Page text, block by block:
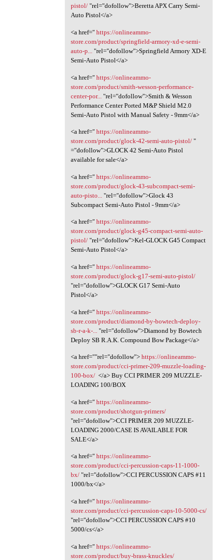
pistol/"rel="dofollow">Beretta APX Carry Semi-
Auto Pistol</a>
<a href=" https://onlineammo-
store.com/product/springfield-armory-xd-e-semi-
auto-p..."rel="dofollow">Springfield Armory XD-E
Semi-Auto Pistol</a>
<a href=" https://onlineammo-
store.com/product/smith-wesson-performance-
center-por...
"rel="dofollow">Smith & Wesson
Performance Center Ported M&P Shield M2.0
Semi-Auto Pistol with Manual Safety - 9mm</a>
<a href=" https://onlineammo-
store.com/product/glock-42-semi-auto-pistol/"
="dofollow">GLOCK 42 Semi-Auto Pistol
available for sale</a>
<a href=" https://onlineammo-
store.com/product/glock-43-subcompact-semi-
auto-pisto...
"rel="dofollow">Glock 43
Subcompact Semi-Auto Pistol - 9mm</a>
<a href=" https://onlineammo-
store.com/product/glock-g45-compact-semi-auto-
pistol/"rel="dofollow">Kel-GLOCK G45 Compact
Semi-Auto Pistol</a>
<a href=" https://onlineammo-
store.com/product/glock-g17-semi-auto-pistol/
"rel="dofollow">GLOCK G17 Semi-Auto
Pistol</a>
<a href=" https://onlineammo-
store.com/product/diamond-by-bowtech-deploy-
sb-r-a-k-...
"rel="dofollow">Diamond by Bowtech
Deploy SB R.A.K. Compound Bow Package</a>
<a href=""rel="dofollow"> https://onlineammo-
store.com/product/cci-primer-209-muzzle-loading-
100-box/</a> Buy CCI PRIMER 209 MUZZLE-
LOADING 100/BOX
<a href=" https://onlineammo-
store.com/product/shotgun-primers/
"rel="dofollow">CCI PRIMER 209 MUZZLE-
LOADING 2000/CASE IS AVAILABLE FOR
SALE</a>
<a href=" https://onlineammo-
store.com/product/cci-percussion-caps-11-1000-
bx/"rel="dofollow">CCI PERCUSSION CAPS #11
1000/bx</a>
<a href=" https://onlineammo-
store.com/product/cci-percussion-caps-10-5000-cs/
"rel="dofollow">CCI PERCUSSION CAPS #10
5000/cs</a>
<a href=" https://onlineammo-
store.com/product/buy-brass-knuckles/